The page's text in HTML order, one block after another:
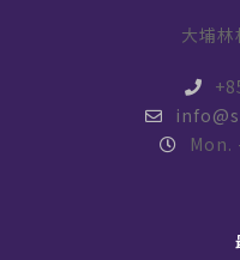
大埔
Mon.